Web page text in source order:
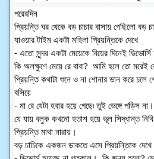
পরেরদিন
প্রিয়ন্তি ঘর থেকে বড় চাচার বাসায় গেছিলো বড়
যাওয়ার টাইম একটা মহিলা প্রিয়ন্তিকে দেখে
- এতো সুন্দর একটা মেয়েকে বিয়ের দিনেই
কি অলক্ষুণে মেয়ে রে বাবা?  আমি হলে তো মরেই
প্রিয়ন্তি কথাটা শুনে ও না শোনার ভান করে চলে
বসিয়ে
- মা রে যেটা হবার হয়ে গেছে৷ তুই ভেঙ্গে পড়িস না।
যে যায় বলুক কখনো হতাশ হয়ে ভূল সিদ্ধান্ত
প্রিয়ন্তি মাথা নারায়।
বড় চাচিকে একজন ডাকতে এসে প্রিয়ন্তিকে